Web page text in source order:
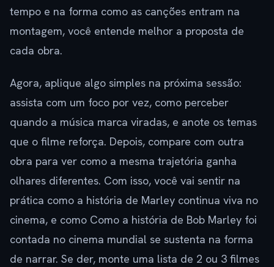
tempo e na forma como as canções entram na
montagem, você entende melhor a proposta de
cada obra.
Agora, aplique algo simples na próxima sessão:
assista com um foco por vez, como perceber
quando a música marca viradas, e anote os temas
que o filme reforça. Depois, compare com outra
obra para ver como a mesma trajetória ganha
olhares diferentes. Com isso, você vai sentir na
prática como a história de Marley continua viva no
cinema, e como Como a história de Bob Marley foi
contada no cinema mundial se sustenta na forma
de narrar. Se der, monte uma lista de 2 ou 3 filmes